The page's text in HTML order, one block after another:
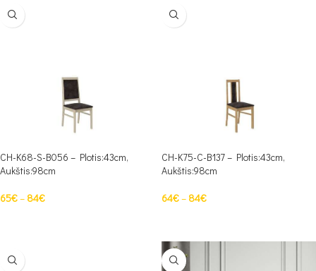
CH-K68-S-B056 – Plotis:43cm,
Aukštis:98cm
65€– 84€
CH-K75-C-B137 – Plotis:43cm,
Aukštis:98cm
64€– 84€